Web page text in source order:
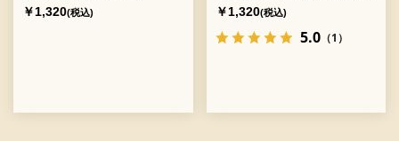
￥1,320(税込)
ト：4]
￥1,320(税込)
5.0（1）